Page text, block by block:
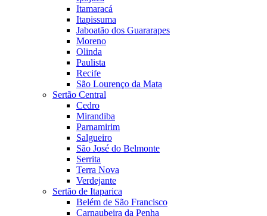
Itamaracá
Itapissuma
Jaboatão dos Guararapes
Moreno
Olinda
Paulista
Recife
São Lourenço da Mata
Sertão Central
Cedro
Mirandiba
Parnamirim
Salgueiro
São José do Belmonte
Serrita
Terra Nova
Verdejante
Sertão de Itaparica
Belém de São Francisco
Carnaubeira da Penha